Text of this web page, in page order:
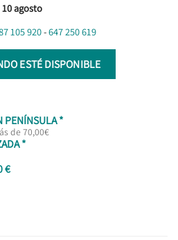
agosto
105 920-647 250 619
ESTÉ DISPONIBLE
PENÍNSULA *
de 70,00€
*
€